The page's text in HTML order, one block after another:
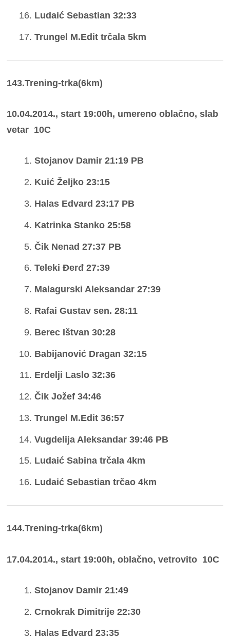
Ludaić Sebastian 32:33
Trungel M.Edit trčala 5km
143.Trening-trka(6km)
10.04.2014., start 19:00h, umereno oblačno, slab
vetar 10C
Stojanov Damir 21:19 PB
Kuić Željko 23:15
Halas Edvard 23:17 PB
Katrinka Stanko 25:58
Čik Nenad 27:37 PB
Teleki Đerđ 27:39
Malagurski Aleksandar 27:39
Rafai Gustav sen. 28:11
Berec Ištvan 30:28
Babijanović Dragan 32:15
Erdelji Laslo 32:36
Čik Jožef 34:46
Trungel M.Edit 36:57
Vugdelija Aleksandar 39:46 PB
Ludaić Sabina trčala 4km
Ludaić Sebastian trčao 4km
144.Trening-trka(6km)
17.04.2014., start 19:00h, oblačno, vetrovito 10C
Stojanov Damir 21:49
Crnokrak Dimitrije 22:30
Halas Edvard 23:35